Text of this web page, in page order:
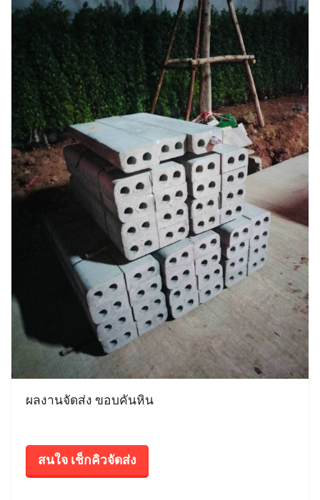
ผลงานจัดส่ง ขอบคันหิน
สนใจ เช็กคิวจัดส่ง